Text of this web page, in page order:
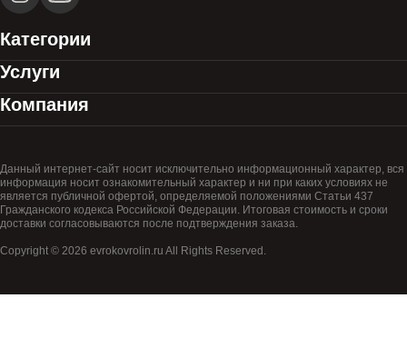
Категории
Услуги
Компания
Данный интернет-сайт носит исключительно информационный характер, вся
информация носит ознакомительный характер и ни при каких условиях не
является публичной офертой, определяемой положениями Статьи 437
Гражданского кодекса Российской Федерации. Итоговая стоимость и сроки
доставки согласовываются после подтверждения заказа.
Copyright © 2026 evrokovrolin.ru All Rights Reserved.